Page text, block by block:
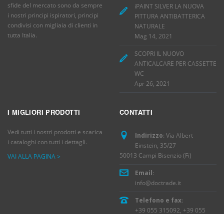
sfide del mercato sono da sempre
i nostri principi ispiratori, principi
condivisi con migliaia di clienti in
tutta Italia.
iPAINT SILVER LA NUOVA
PITTURA ANTIBATTERICA
NATURALE
Mag 14, 2021
SCOPRI IL NUOVO
ANTICALCARE PER CASSETTE
WC
Apr 26, 2021
I MIGLIORI PRODOTTI
Vedi tutti i nostri prodotti e scarica
i cataloghi con tutti i dettagli.
VAI ALLA PAGINA >
CONTATTI
Indirizzo: Via Albert
Einstein, 35/27
50013 Campi Bisenzio (Fi)
Email:
info@doctrade.it
Telefono e fax:
+39 055 315092, +39 055